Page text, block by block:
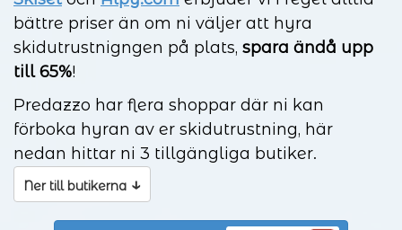
bättre priser än om ni väljer att hyra
skidutrustnigngen på plats, spara ändå upp
till 65%!
Predazzo har flera shoppar där ni kan
förboka hyran av er skidutrustning, här
nedan hittar ni 3 tillgängliga butiker.
Ner till butikerna ↓